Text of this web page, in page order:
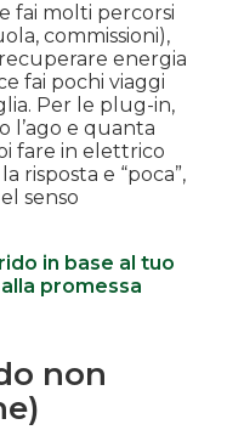
fai molti percorsi
commissioni),
energia
fai pochi viaggi
Per le plug-in,
l’ago e quanta
fare in elettrico
risposta e “poca”,
senso
in base al tuo
promessa
non